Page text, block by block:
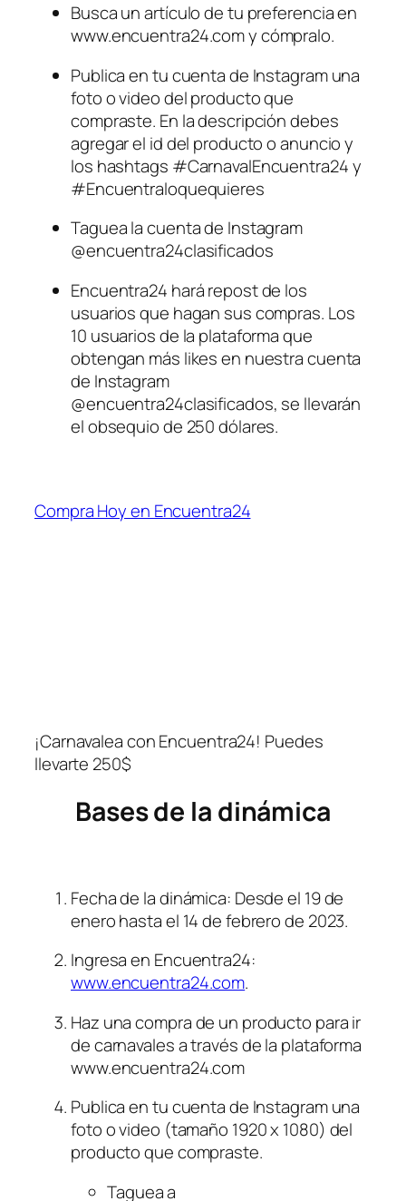
Busca un artículo de tu preferencia en
www.encuentra24.com y cómpralo.
Publica en tu cuenta de Instagram una
foto o video del producto que
compraste. En la descripción debes
agregar el id del producto o anuncio y
los hashtags #CarnavalEncuentra24 y
#Encuentraloquequieres
Taguea la cuenta de Instagram
@encuentra24clasificados
Encuentra24 hará repost de los
usuarios que hagan sus compras. Los
10 usuarios de la plataforma que
obtengan más likes en nuestra cuenta
de Instagram
@encuentra24clasificados, se llevarán
el obsequio de 250 dólares.
Compra Hoy en Encuentra24
¡Carnavalea con Encuentra24! Puedes
llevarte 250$
Bases de la dinámica
Fecha de la dinámica: Desde el 19 de
enero hasta el 14 de febrero de 2023.
www.encuentra24.com.
Haz una compra de un producto para ir
de carnavales a través de la plataforma
www.encuentra24.com
Publica en tu cuenta de Instagram una
foto o video (tamaño 1920 x 1080) del
producto que compraste.